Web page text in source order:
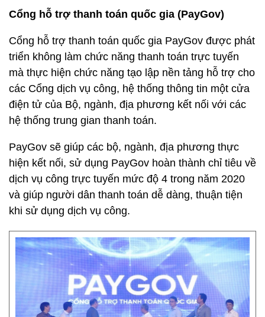
Cổng hỗ trợ thanh toán quốc gia (PayGov)
Cổng hỗ trợ thanh toán quốc gia PayGov được phát
triển không làm chức năng thanh toán trực tuyến
mà thực hiện chức năng tạo lập nền tảng hỗ trợ cho
các Cổng dịch vụ công, hệ thống thông tin một cửa
điện tử của Bộ, ngành, địa phương kết nối với các
hệ thống trung gian thanh toán.
PayGov sẽ giúp các bộ, ngành, địa phương thực
hiện kết nối, sử dụng PayGov hoàn thành chỉ tiêu về
dịch vụ công trực tuyến mức độ 4 trong năm 2020
và giúp người dân thanh toán dễ dàng, thuận tiện
khi sử dụng dịch vụ công.